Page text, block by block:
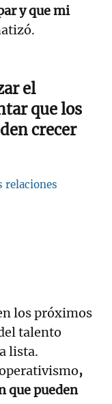
y que mi
el
que los
crecer
relaciones
los próximos
talento
lista.
,
que pueden